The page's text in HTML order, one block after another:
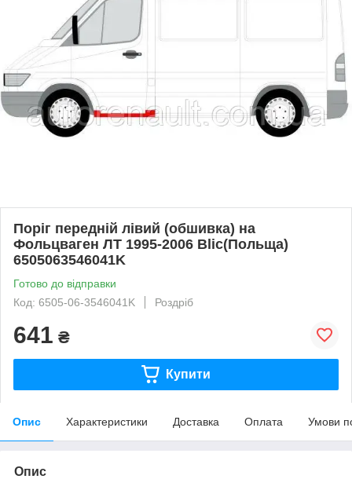
Поріг передній лівий (обшивка) на
Фольцваген ЛТ 1995-2006 Blic(Польща)
6505063546041K
Готово до відправки
Код: 6505-06-3546041K
Роздріб
641 ₴
Купити
Опис Характеристики Доставка Оплата Умови
Опис